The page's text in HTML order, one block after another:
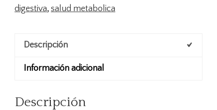
de
Peso
Metabolismo
digestiva, salud metabolica
Descripción
Información adicional
Descripción